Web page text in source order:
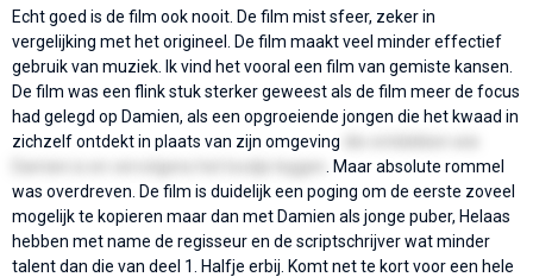
Echt goed is de film ook nooit. De film mist sfeer, zeker in
vergelijking met het origineel. De film maakt veel minder effectief
gebruik van muziek. Ik vind het vooral een film van gemiste kansen.
De film was een flink stuk sterker geweest als de film meer de focus
had gelegd op Damien, als een opgroeiende jongen die het kwaad in
zichzelf ontdekt in plaats van zijn omgeving
. Maar absolute rommel
was overdreven. De film is duidelijk een poging om de eerste zoveel
mogelijk te kopieren maar dan met Damien als jonge puber, Helaas
hebben met name de regisseur en de scriptschrijver wat minder
talent dan die van deel 1. Halfje erbij. Komt net te kort voor een hele